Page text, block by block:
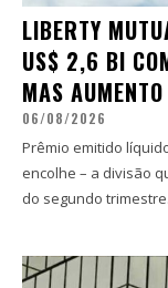
LIBERTY
US$ 2,6 BI
MAS
06/08/2026
Prêmio emitido
encolhe – a divisão que
do segundo